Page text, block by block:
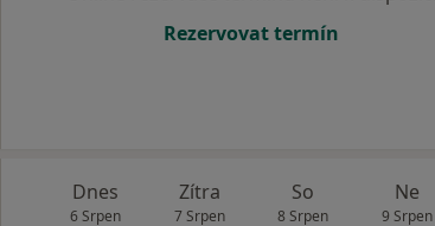
Rezervovat termín
Dnes
6 Srpen
Zítra
7 Srpen
So
8 Srpen
Ne
9 Srpen